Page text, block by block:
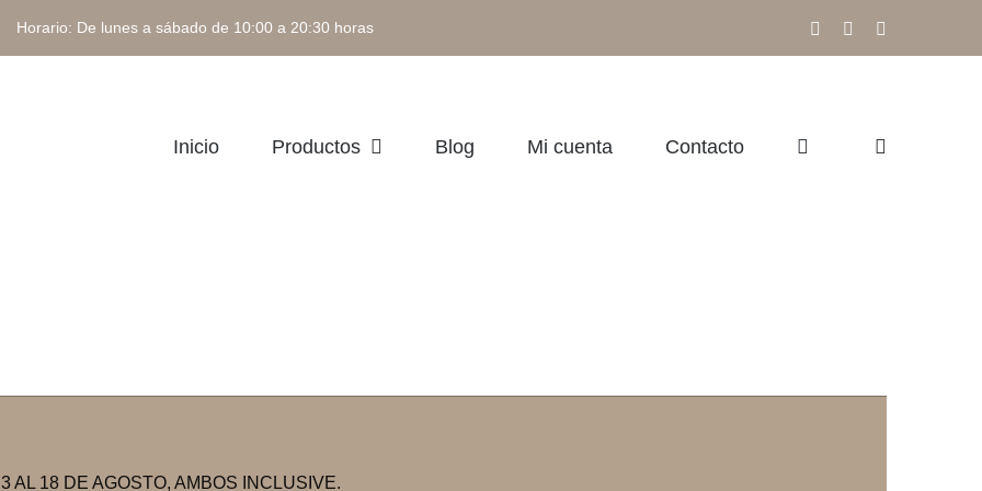
De lunes a sábado de 10:00 a 20:30 horas FacebookInstagram
Inicio Productos Blog Mi cuenta Contacto
AL 18 DE AGOSTO, AMBOS INCLUSIVE.